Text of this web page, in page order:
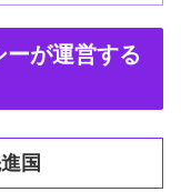
が運営する
国